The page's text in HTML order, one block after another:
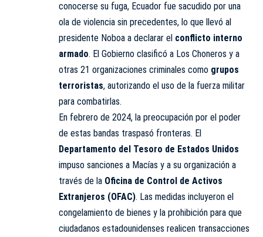
conocerse su fuga, Ecuador fue sacudido por una
ola de violencia sin precedentes, lo que llevó al
presidente Noboa a declarar el conflicto interno
armado. El Gobierno clasificó a Los Choneros y a
otras 21 organizaciones criminales como grupos
terroristas, autorizando el uso de la fuerza militar
para combatirlas.
En febrero de 2024, la preocupación por el poder
de estas bandas traspasó fronteras. El
Departamento del Tesoro de Estados Unidos
impuso sanciones a Macías y a su organización a
través de la Oficina de Control de Activos
Extranjeros (OFAC). Las medidas incluyeron el
congelamiento de bienes y la prohibición para que
ciudadanos estadounidenses realicen transacciones